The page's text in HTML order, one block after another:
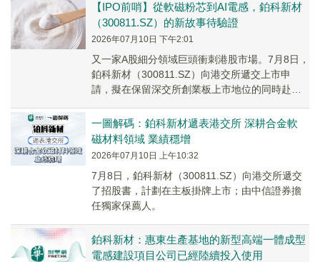
【IPO前哨】從軟磁粉芯到AI電感，鉑科新材
（300811.SZ）的新故事待驗證
2026年07月10日 下午2:01
又一家A股細分領域巨頭衝刺港股市場。7月8日，
鉑科新材（300811.SZ）向港交所遞交上市申
請，擬在保留深交所創業板上市地位的同時赴港
一圖解碼：鉑科新材遞表港交所 深耕合金軟
磁材料領域 業績穩增
2026年07月10日 上午10:32
7月8日，鉑科新材（300811.SZ）向港交所遞交
了招股書，計劃在主板掛牌上市；由中信證券擔
任獨家保薦人。
鉑科新材：惠東生產基地的新型高端一體成型
電感建設項目公司已經陸續投入使用